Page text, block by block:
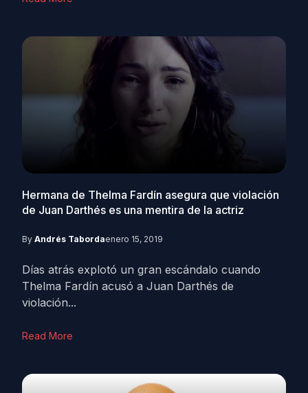
Hermana de Thelma Fardín asegura que violación
de Juan Darthés es una mentira de la actriz
By Andrés Tabordaenero 15, 2019
Días atrás explotó un gran escándalo cuando
Thelma Fardín acusó a Juan Darthés de
violación...
Read More